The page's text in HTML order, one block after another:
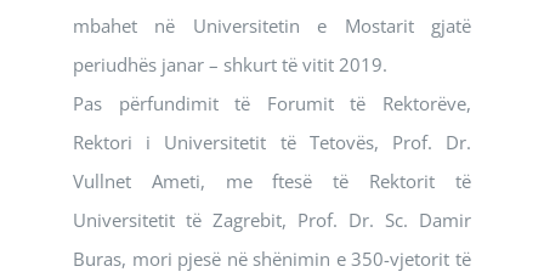
mbahet në Universitetin e Mostarit gjatë
periudhës janar – shkurt të vitit 2019.
Pas përfundimit të Forumit të Rektorëve,
Rektori i Universitetit të Tetovës, Prof. Dr.
Vullnet Ameti, me ftesë të Rektorit të
Universitetit të Zagrebit, Prof. Dr. Sc. Damir
Buras, mori pjesë në shënimin e 350-vjetorit të